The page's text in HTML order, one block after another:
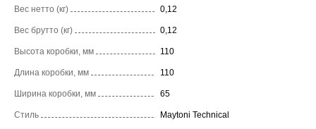
Вес нетто (кг) 0,12
Вес брутто (кг) 0,12
Высота коробки, мм 110
Длина коробки, мм 110
Ширина коробки, мм 65
Стиль Maytoni Technical